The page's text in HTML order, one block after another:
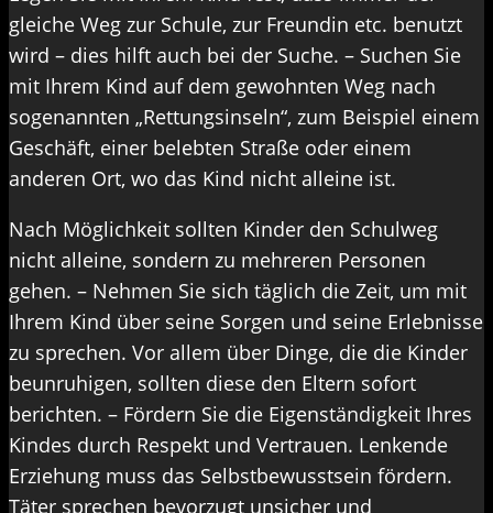
gleiche Weg zur Schule, zur Freundin etc. benutzt
wird – dies hilft auch bei der Suche. – Suchen Sie
mit Ihrem Kind auf dem gewohnten Weg nach
sogenannten „Rettungsinseln“, zum Beispiel einem
Geschäft, einer belebten Straße oder einem
anderen Ort, wo das Kind nicht alleine ist.
Nach Möglichkeit sollten Kinder den Schulweg
nicht alleine, sondern zu mehreren Personen
gehen. – Nehmen Sie sich täglich die Zeit, um mit
Ihrem Kind über seine Sorgen und seine Erlebnisse
zu sprechen. Vor allem über Dinge, die die Kinder
beunruhigen, sollten diese den Eltern sofort
berichten. – Fördern Sie die Eigenständigkeit Ihres
Kindes durch Respekt und Vertrauen. Lenkende
Erziehung muss das Selbstbewusstsein fördern.
Täter sprechen bevorzugt unsicher und